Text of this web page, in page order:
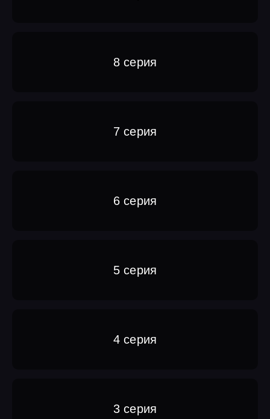
8 серия
7 серия
6 серия
5 серия
4 серия
3 серия